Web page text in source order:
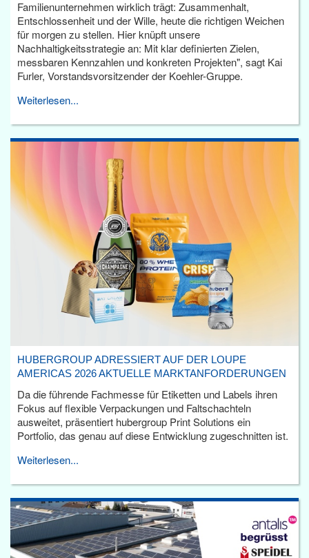
Familienunternehmen wirklich trägt: Zusammenhalt,
Entschlossenheit und der Wille, heute die richtigen Weichen
für morgen zu stellen. Hier knüpft unsere
Nachhaltigkeitsstrategie an: Mit klar definierten Zielen,
messbaren Kennzahlen und konkreten Projekten", sagt Kai
Furler, Vorstandsvorsitzender der Koehler-Gruppe.
Weiterlesen...
HUBERGROUP ADRESSIERT AUF DER LOUPE
AMERICAS 2026 AKTUELLE MARKTANFORDERUNGEN
Da die führende Fachmesse für Etiketten und Labels ihren
Fokus auf flexible Verpackungen und Faltschachteln
ausweitet, präsentiert hubergroup Print Solutions ein
Portfolio, das genau auf diese Entwicklung zugeschnitten ist.
Weiterlesen...